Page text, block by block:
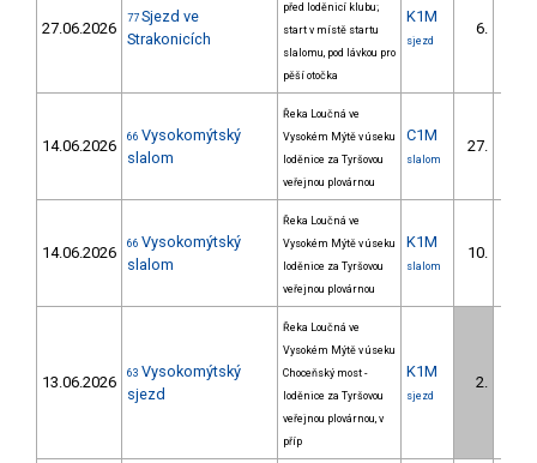
27.06.2026
77 Sjezd ve
Strakonicích
před loděnicí klubu;
start v místě startu
slalomu, pod lávkou pro
pěší otočka
K1M
sjezd
6.
14.06.2026 66 Vysokomýtský
slalom
Řeka Loučná ve
Vysokém Mýtě v úseku
loděnice za Tyršovou
veřejnou plovárnou
C1M
slalom
27.
14.06.2026 66 Vysokomýtský
slalom
Řeka Loučná ve
Vysokém Mýtě v úseku
loděnice za Tyršovou
veřejnou plovárnou
K1M
slalom
10.
13.06.2026 63 Vysokomýtský
sjezd
Řeka Loučná ve
Vysokém Mýtě v úseku
Choceňský most -
loděnice za Tyršovou
veřejnou plovárnou, v
příp
K1M
sjezd
2.